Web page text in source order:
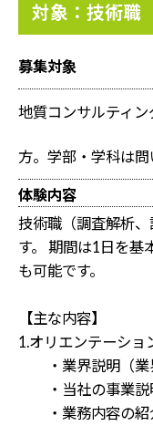
対象：技術職
募集対象
地質コンサルティ
方。学部・学科は問
体験内容
技術職（調査解析
す。 期間は1日を基
も可能です。
【主な内容】
1.オリエンテーショ
・業界説明（業
・当社の事業説
・業務内容の紹